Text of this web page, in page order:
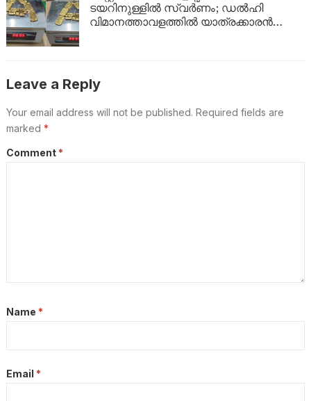
ടയറിനുള്ളിൽ സ്വർണം; ഡൽഹി
വിമാനത്താവളത്തിൽ യാത്രക്കാരൻ
Leave a Reply
Your email address will not be published. Required fields are
marked *
Comment *
Name *
Email *